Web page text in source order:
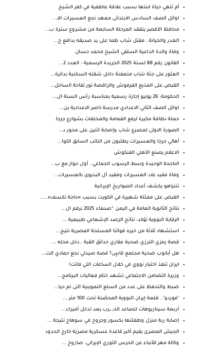
أم تنهي حياة ابنتها بسبب علاقة عاطفية في كفر الشيخ
اوائل الصف السادس الابتدائى معهد نجع العسيرات الا...
محافظ الأقصر يتفقد المرحلة السابعة من مشروع سترة ب...
الغدر والخيانة.. مقتل شاب طما على يد صديقه بدافع خ...
وفاة والدة الداعية السلفي الشيخ محمد حسان.
القانون رقم 88 لسنة 2025 الجريدة الرسمية - العدد 2...
العثور على جثة شاب متعفنة داخل شقته السكنية بدائرة...
القبض على المذيع الفرفوش والراقصة نور تفاحة الساحل...
الحكومة: 26 يونيو إجازة رسمية بمناسبة رأس السنة ال...
اوائل الصف الثاني الاعدادي مدرسة ناصر الاعدادية بن...
حملة نظافة مكبرة لرفع القمامة والمخلفات بشوارع جرجا.
الصورة الاولى لمـصـرع شاب وإصابة اثنين على محور د...
أهالي جرجا والعسيرات يطلبون من النائب السابق اللوا...
الاعلام يصنع الأهلي الفنكوش
الناجحة الوحيدة وسط الرسوب الجماعي.. أول حوار مع ب...
وفاة فقيد بلاد العسيرات وفقيد آل البديوى بالعسيرات...
نتنياهو يكشف أعداد الصواريخ الإيرانية
القبض على ممثلة شهيرة في الكويت بسبب «حاجة تكسف».....
نتائج الثانوية العامة في اليمن “صنعاء 2025 برقم ال...
الرقابة النووية تؤكد: نتائج الرصد الإشعاعي طبيعية ...
استشهاد ثلاثة من خيره قواتنا المسلحة المصرية نتيج...
قصة رمزي الترزي ضحية عقاري حدائق القبة ..دخل محله ...
هل أبانوب ضحية مجتمع قاسٍ؟ قصة صيدلي نجع حمادي الت...
ايران تنفذ اختبار نووي في خلال الساعات اللي فاتت!
وزيرة التضامن الاجتماعي تشهد ختام فعاليات البرنامج...
ضبط والتحفظ على عدد من السلع التموينية التى تم حيا...
"فوردو".. قلعة إيران النووية المحصّنة تحت 100 متر ...
أربعة سيناريوهات لتصاعد الحــ ـــرب بعد تدخل أميرك...
إصابة ربة منزل وطفلتها بكسور وجروح في سوهاج نتيجة ...
الجيش المصرى يقيم أكبر قاعدة عسكرية مصرية خارج الحدود
وكالة مهر للأنباء عن الحرس الثوري الإيراني: صاروخ ...